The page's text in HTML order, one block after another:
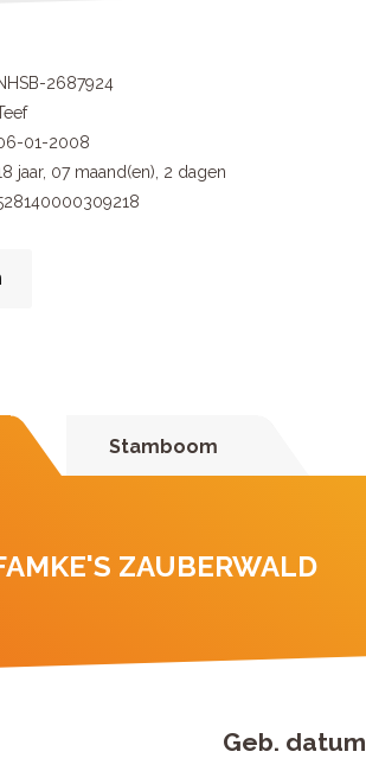
2687924
01-2008
jaar, 07 maand(en), 2 dagen
Stamboom
ZAUBERWALD
Geb. datum